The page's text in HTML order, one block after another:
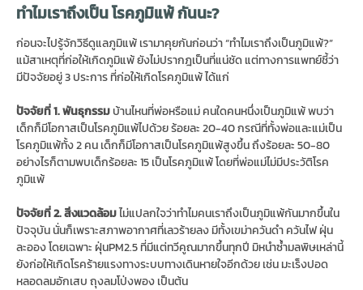
ทำไมเราถึงเป็น โรคภูมิแพ้ กันนะ?
ก่อนจะไปรู้จักวิธีดูแลภูมิแพ้ เรามาคุยกันก่อนว่า “ทำไมเราถึงเป็นภูมิแพ้?”
แม้สาเหตุที่ก่อให้เกิดภูมิแพ้ ยังไม่ปรากฎเป็นที่แน่ชัด แต่ทางการแพทย์ชี้ว่า
มีปัจจัยอยู่ 3 ประการ ที่ก่อให้เกิดโรคภูมิแพ้ ได้แก่
ปัจจัยที่ 1. พันธุกรรม บ้านไหนที่พ่อหรือแม่ คนใดคนหนึ่งเป็นภูมิแพ้ พบว่า
เด็กก็มีโอกาสเป็นโรคภูมิแพ้ไปด้วย ร้อยละ 20-40 กรณีที่ทั้งพ่อและแม่เป็น
โรคภูมิแพ้ทั้ง 2 คน เด็กก็มีโอกาสเป็นโรคภูมิแพ้สูงขึ้น ถึงร้อยละ 50-80
อย่างไรก็ตามพบเด็กร้อยละ 15 เป็นโรคภูมิแพ้ โดยที่พ่อแม่ไม่มีประวัติโรค
ภูมิแพ้
ปัจจัยที่ 2. สิ่งแวดล้อมไม่แปลกใจว่าทำไมคนเราถึงเป็นภูมิแพ้กันมากขึ้นใน
ปัจจุบัน นั่นก็เพราะสภาพอากาศที่เลวร้ายลง มีทั้งเขม่าควันดำ ควันไฟ ฝุ่น
ละออง โดยเฉพาะ ฝุ่นPM2.5 ที่มีแต่ทวีคูณมากขึ้นทุกปี มิหนำซ้ำมลพิษเหล่านี้
ยังก่อให้เกิดโรคร้ายแรงทางระบบทางเดินหายใจอีกด้วย เช่น มะเร็งปอด
หลอดลมอักเสบ ถุงลมโป่งพอง เป็นต้น